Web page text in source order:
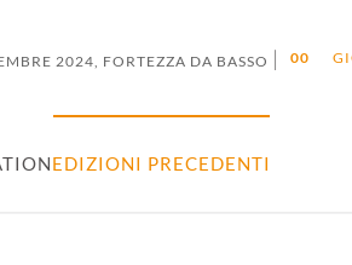
2024, FORTEZZA DA BASSO | 00
EDIZIONI PRECEDENTI